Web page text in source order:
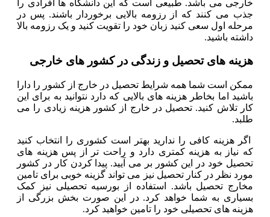
خارجی می باشد. طبیعی است که این دانشگاه ها افرادی را
جذب می کنند که از رزومه بالایی برخوردار باشند. پس در
مرحله اول سعی کنید زبان خود را تقویت کنید و یک رزومه بالا
داشته باشید.
هزینه های تحصیل و زندگی در کشور های خارجی
ممکن است شما همه شرایط تحصیل در خارج از کشور را دارا
باشید اما بخاطر هزینه های بالایی که دارد نتوانید به برای این
کار تلاش کنید. تحصیل در خارج از کشور هزینه زیادی را می
طلبد.
اگر هزینه کافی را ندارید بهتر است کشوری را انتخاب کنید
که نیاز به هزینه کمتری دارد و راحت تر از پس هزینه های
تحصیل خود در این کشور بر می آیید. پیدا کردن کار در کشور
مورد نظر در کنار تحصیل نیز می تواند گزینه خوبی برای تامین
مخارج تحصیل باشد. استفاده از بورسیه تحصیلی نیز کمک
بسیاری به شما خواهد کرد. در این صورت بخش بزرگی از
هزینه های تحصیلی خود را تامین خواهید کرد.